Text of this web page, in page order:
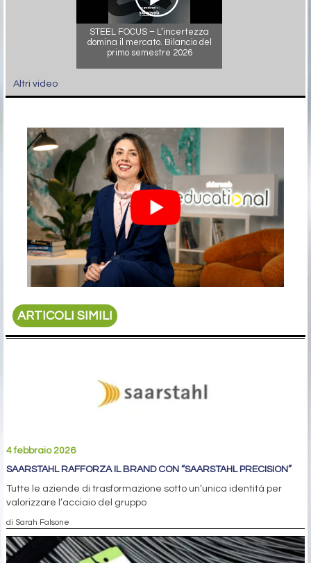
STEEL FOCUS – L’incertezza
domina il mercato. Bilancio del
primo semestre 2026
Altri video
ARTICOLI SIMILI
4 febbraio 2026
SAARSTAHL RAFFORZA IL BRAND CON “SAARSTAHL PRECISION”
Tutte le aziende di trasformazione sotto un’unica identità per
valorizzare l’acciaio del gruppo
di Sarah Falsone